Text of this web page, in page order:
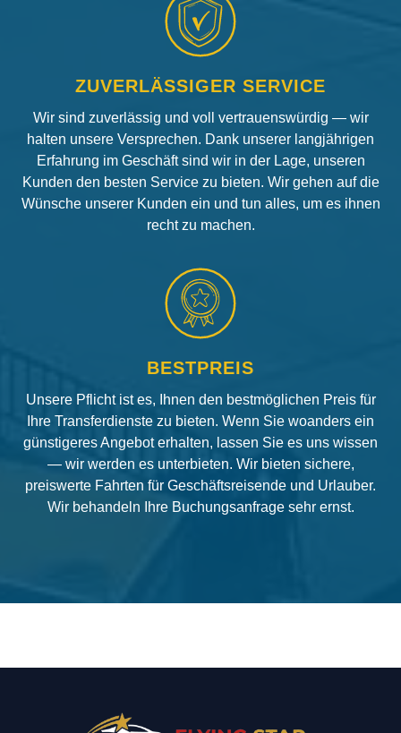
ZUVERLÄSSIGER SERVICE
Wir sind zuverlässig und voll vertrauenswürdig — wir
halten unsere Versprechen. Dank unserer langjährigen
Erfahrung im Geschäft sind wir in der Lage, unseren
Kunden den besten Service zu bieten. Wir gehen auf die
Wünsche unserer Kunden ein und tun alles, um es ihnen
recht zu machen.
BESTPREIS
Unsere Pflicht ist es, Ihnen den bestmöglichen Preis für
Ihre Transferdienste zu bieten. Wenn Sie woanders ein
günstigeres Angebot erhalten, lassen Sie es uns wissen
— wir werden es unterbieten. Wir bieten sichere,
preiswerte Fahrten für Geschäftsreisende und Urlauber.
Wir behandeln Ihre Buchungsanfrage sehr ernst.